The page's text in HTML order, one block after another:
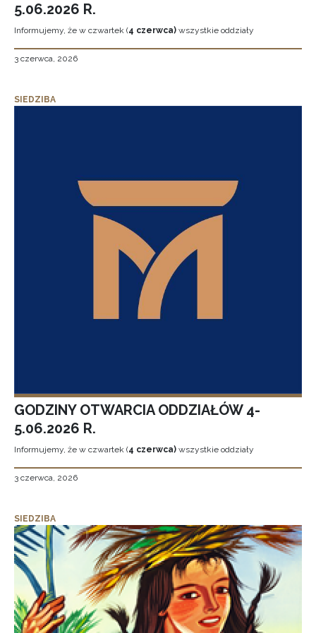
5.06.2026 R.
Informujemy, że w czwartek (4 czerwca) wszystkie oddziały
3 czerwca, 2026
SIEDZIBA
GODZINY OTWARCIA ODDZIAŁÓW 4-
5.06.2026 R.
Informujemy, że w czwartek (4 czerwca) wszystkie oddziały
3 czerwca, 2026
SIEDZIBA